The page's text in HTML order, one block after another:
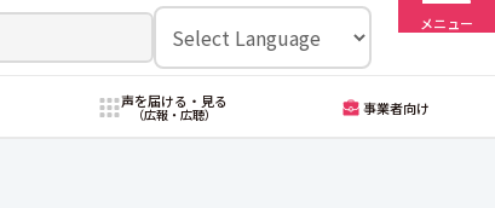
メニュー
声を届ける・見る
（広報・広聴） 事業者向け